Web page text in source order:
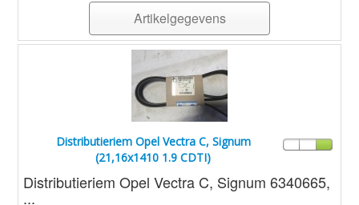
Artikelgegevens
Distributieriem Opel Vectra C, Signum
(21,16x1410 1.9 CDTI)
Distributieriem Opel Vectra C, Signum 6340665,
...